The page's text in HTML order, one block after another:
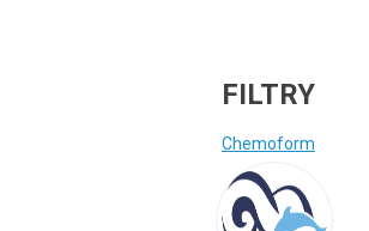
FILTRY
Chemoform